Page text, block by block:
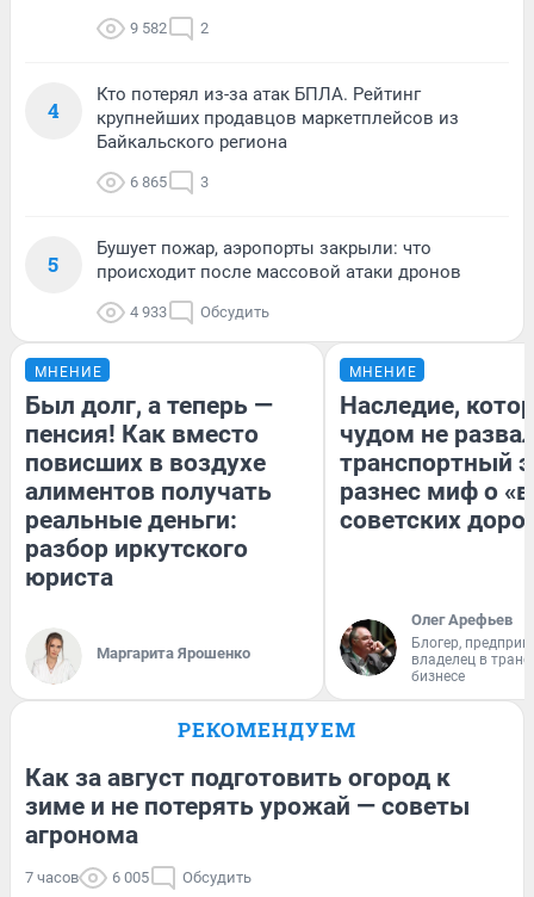
9 582 2
4
Кто потерял из-за атак БПЛА. Рейтинг
крупнейших продавцов маркетплейсов из
Байкальского региона
6 865 3
5
Бушует пожар, аэропорты закрыли: что
происходит после массовой атаки дронов
4 933 Обсудить
МНЕНИЕ
Был долг, а теперь —
пенсия! Как вместо
повисших в воздухе
алиментов получать
реальные деньги:
разбор иркутского
юриста
Маргарита Ярошенко
МНЕНИЕ
Наследие,
чудом не
транспортный
разнес миф о
советских
Олег Арефьев
Блогер,
владелец в
бизнесе
РЕКОМЕНДУЕМ
Как за август подготовить огород к
зиме и не потерять урожай — советы
агронома
7 часов 6 005 Обсудить